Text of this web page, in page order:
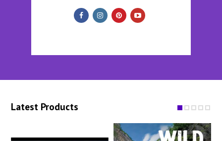
Latest Products